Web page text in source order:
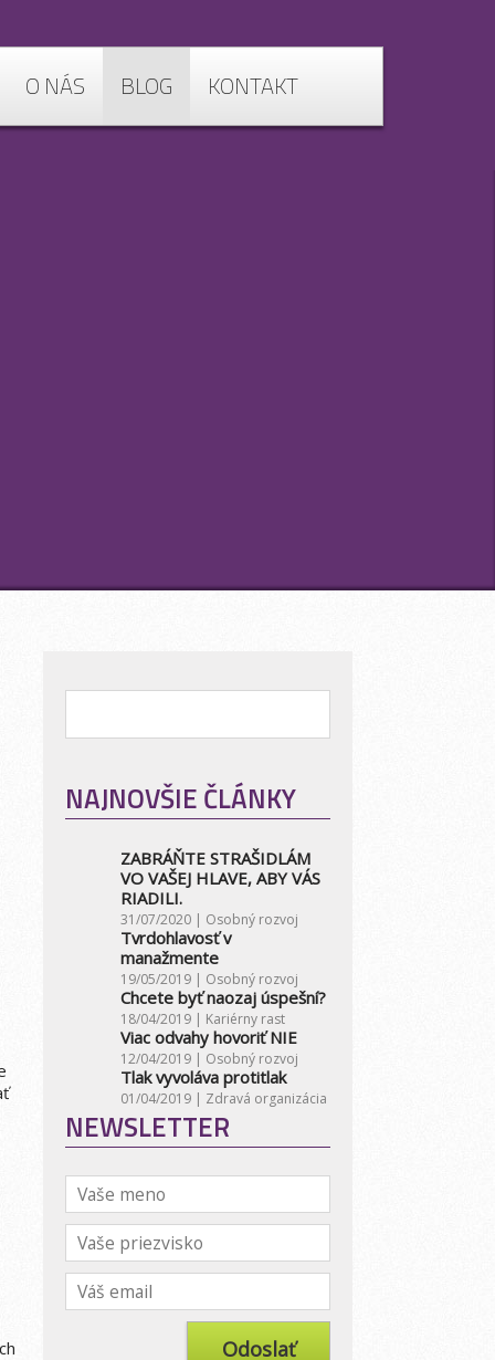
O NÁS BLOG KONTAKT
NAJNOVŠIE ČLÁNKY
ZABRÁŇTE STRAŠIDLÁM
VO VAŠEJ HLAVE, ABY VÁS
RIADILI.
31/07/2020 | Osobný rozvoj
Tvrdohlavosť v
manažmente
19/05/2019 | Osobný rozvoj
Chcete byť naozaj úspešní?
18/04/2019 | Kariérny rast
Viac odvahy hovoriť NIE
12/04/2019 | Osobný rozvoj
Tlak vyvoláva protitlak
01/04/2019 | Zdravá organizácia
NEWSLETTER